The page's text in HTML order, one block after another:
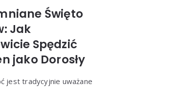
Święto
Jak
Spędzić
jako Dorosły
jest tradycyjnie uważane